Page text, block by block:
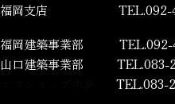
福岡支店
TEL.092-
福岡建築事業部
TEL.092-
山口建築事業部
TEL.083-
TEL.083-